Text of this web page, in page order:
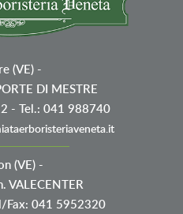
(VE)-
DI MESTRE
- Tel.: 041 988740
(VE)-
VALECENTER
Fax: 041 5952320